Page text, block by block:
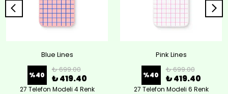
Blue Lines
%40
₺ 699.00
₺ 419.40
27 Telefon Modeli 4 Renk
Pink Lines
%40
₺ 699.00
₺ 419.40
27 Telefon Modeli 6 Renk